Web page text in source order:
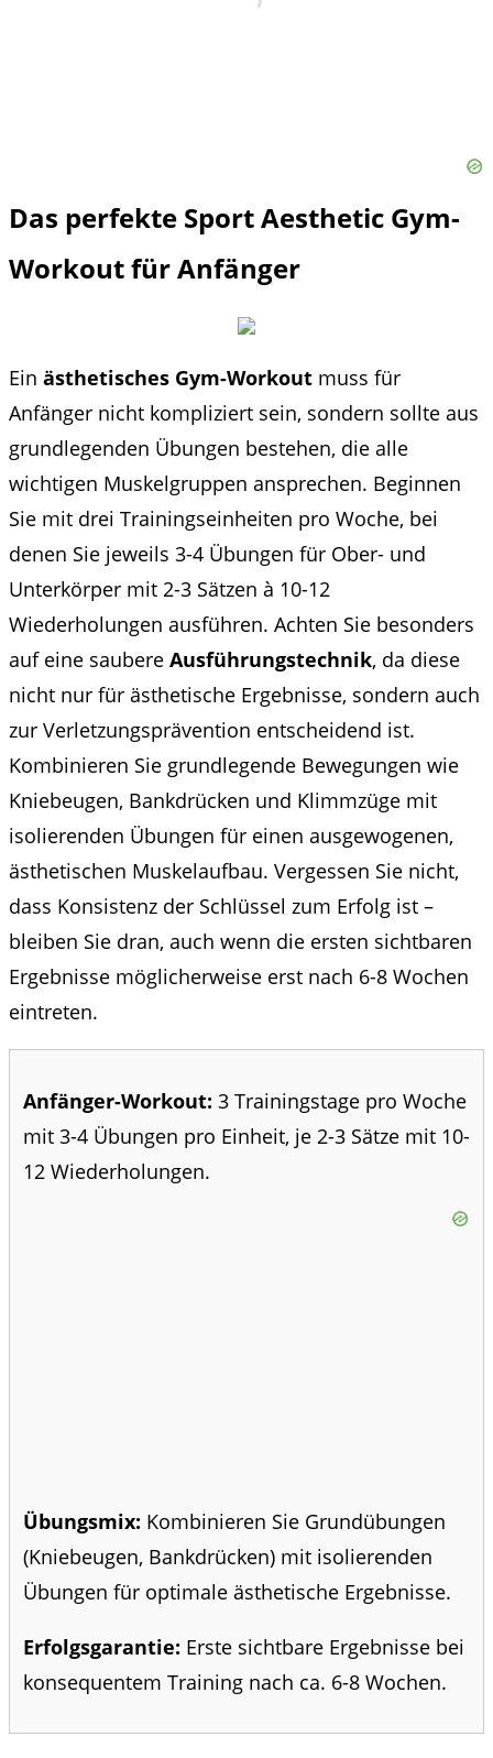
Das perfekte Sport Aesthetic Gym-
Workout für Anfänger
Ein ästhetisches Gym-Workout muss für
Anfänger nicht kompliziert sein, sondern sollte aus
grundlegenden Übungen bestehen, die alle
wichtigen Muskelgruppen ansprechen. Beginnen
Sie mit drei Trainingseinheiten pro Woche, bei
denen Sie jeweils 3-4 Übungen für Ober- und
Unterkörper mit 2-3 Sätzen à 10-12
Wiederholungen ausführen. Achten Sie besonders
auf eine saubere Ausführungstechnik, da diese
nicht nur für ästhetische Ergebnisse, sondern auch
zur Verletzungsprävention entscheidend ist.
Kombinieren Sie grundlegende Bewegungen wie
Kniebeugen, Bankdrücken und Klimmzüge mit
isolierenden Übungen für einen ausgewogenen,
ästhetischen Muskelaufbau. Vergessen Sie nicht,
dass Konsistenz der Schlüssel zum Erfolg ist –
bleiben Sie dran, auch wenn die ersten sichtbaren
Ergebnisse möglicherweise erst nach 6-8 Wochen
eintreten.
Anfänger-Workout: 3 Trainingstage pro Woche
mit 3-4 Übungen pro Einheit, je 2-3 Sätze mit 10-
12 Wiederholungen.
Übungsmix: Kombinieren Sie Grundübungen
(Kniebeugen, Bankdrücken) mit isolierenden
Übungen für optimale ästhetische Ergebnisse.
Erfolgsgarantie: Erste sichtbare Ergebnisse bei
konsequentem Training nach ca. 6-8 Wochen.